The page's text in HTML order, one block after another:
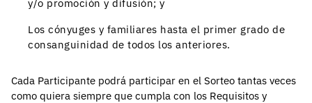
y/o promoción y difusión; y
Los cónyuges y familiares hasta el primer grado de
consanguinidad de todos los anteriores.
Cada Participante podrá participar en el Sorteo tantas veces
como quiera siempre que cumpla con los Requisitos y